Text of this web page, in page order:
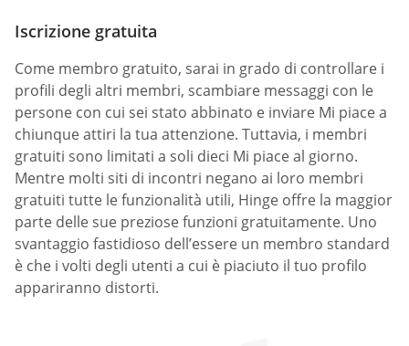
Iscrizione gratuita
Come membro gratuito, sarai in grado di controllare i
profili degli altri membri, scambiare messaggi con le
persone con cui sei stato abbinato e inviare Mi piace a
chiunque attiri la tua attenzione. Tuttavia, i membri
gratuiti sono limitati a soli dieci Mi piace al giorno.
Mentre molti siti di incontri negano ai loro membri
gratuiti tutte le funzionalità utili, Hinge offre la maggior
parte delle sue preziose funzioni gratuitamente. Uno
svantaggio fastidioso dell’essere un membro standard
è che i volti degli utenti a cui è piaciuto il tuo profilo
appariranno distorti.